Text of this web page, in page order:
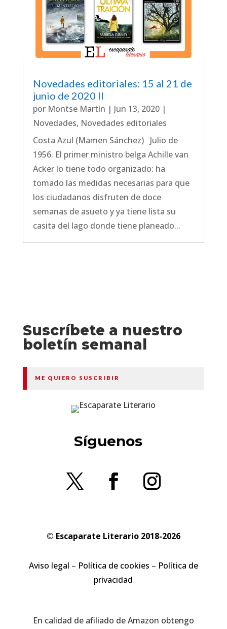
Novedades editoriales: 15 al 21 de
junio de 2020 II
por Montse Martín | Jun 13, 2020|
Novedades, Novedades editoriales
Costa Azul (Mamen Sánchez) Julio de
1956. El primer ministro belga Achille van
Acker lo tiene todo organizado: ha
tomado las medidas necesarias para que
los ciudadanos disfruten de doce
semanas de asueto y ya tiene lista su
casita del lago donde tiene planeado...
Suscríbete a nuestro
boletín semanal
ME QUIERO SUSCRIBIR
Síguenos
© Escaparate Literario 2018-2026
Aviso legal – Política de cookies – Política de
privacidad
En calidad de afiliado de Amazon obtengo